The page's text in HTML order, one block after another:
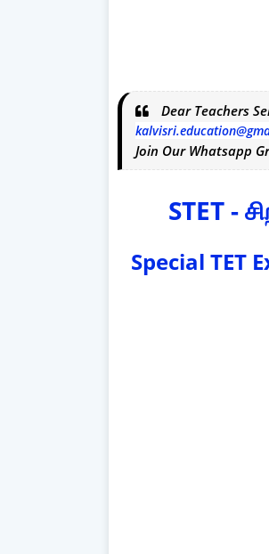
Dear Teachers
Join Our Whatsapp
STET -
Special TET